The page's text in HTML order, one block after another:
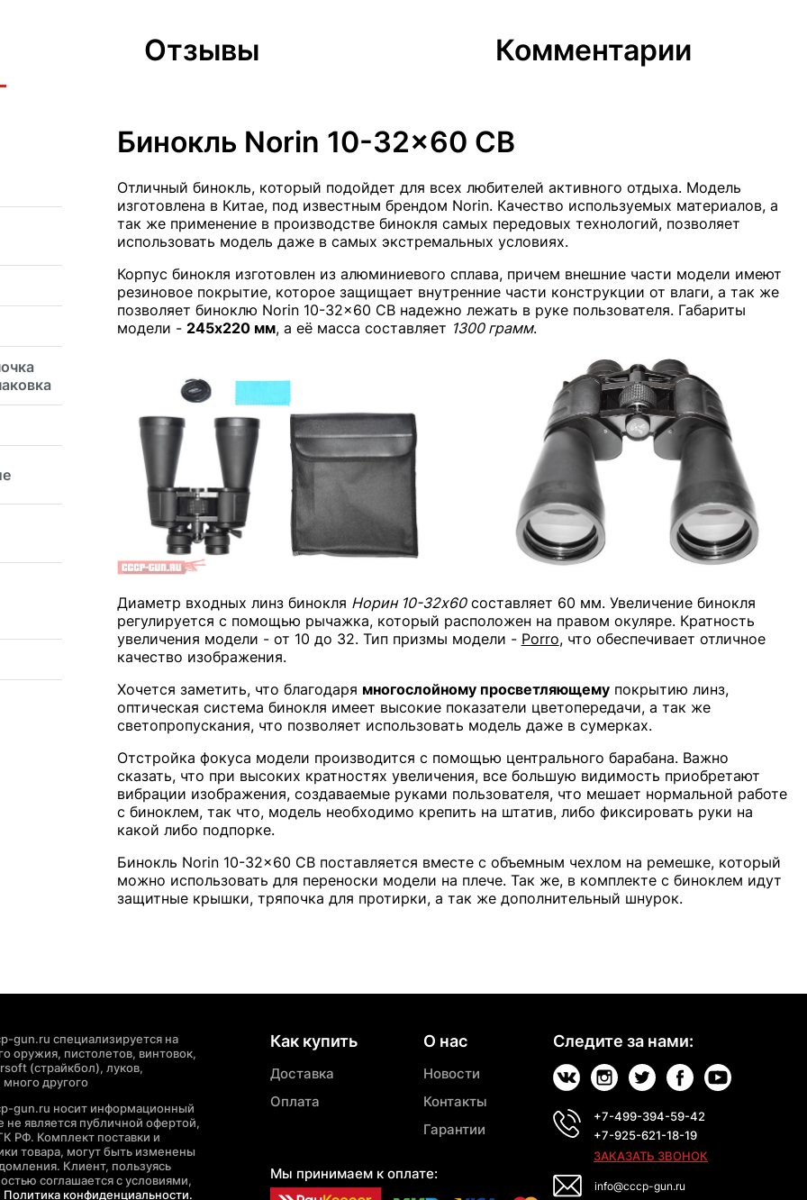
Отзывы Комментарии
Бинокль Norin 10-32x60 CB
Отличный бинокль, который подойдет для всех любителей активного отдыха. Модель
изготовлена в Китае, под известным брендом Norin. Качество используемых материалов, а
так же применение в производстве бинокля самых передовых технологий, позволяет
использовать модель даже в самых экстремальных условиях.
Корпус бинокля изготовлен из алюминиевого сплава, причем внешние части модели имеют
резиновое покрытие, которое защищает внутренние части конструкции от влаги, а так же
позволяет биноклю Norin 10-32x60 CB надежно лежать в руке пользователя. Габариты
модели - 245x220 мм, а её масса составляет 1300 грамм.
Диаметр входных линз бинокля Норин 10-32x60составляет 60 мм. Увеличение бинокля
регулируется с помощью рычажка, который расположен на правом окуляре. Кратность
увеличения модели - от 10 до 32. Тип призмы модели - Porro, что обеспечивает отличное
качество изображения.
Хочется заметить, что благодаря многослойному просветляющемупокрытию линз,
оптическая система бинокля имеет высокие показатели цветопередачи, а так же
светопропускания, что позволяет использовать модель даже в сумерках.
Отстройка фокуса модели производится с помощью центрального барабана. Важно
сказать, что при высоких кратностях увеличения, все большую видимость приобретают
вибрации изображения, создаваемые руками пользователя, что мешает нормальной работе
с биноклем, так что, модель необходимо крепить на штатив, либо фиксировать руки на
какой либо подпорке.
Бинокль Norin 10-32x60 CB поставляется вместе с объемным чехлом на ремешке, который
можно использовать для переноски модели на плече. Так же, в комплекте с биноклем идут
защитные крышки, тряпочка для протирки, а так же дополнительный шнурок.
gun.ru специализируется на
оружия, пистолетов, винтовок,
(страйкбол), луков,
другого
gun.ru носит информационный
не является публичной офертой,
РФ. Комплект поставки и
товара, могут быть изменены
Клиент, пользуясь
соглашается с условиями,
Политика конфиденциальности.
Как купить
Доставка
Оплата
Мы принимаем к оплате:
О нас
Новости
Контакты
Гарантии
Следите за нами:
+7-499-394-59-42
+7-925-621-18-19
ЗАКАЗАТЬ ЗВОНОК
info@cccp-gun.ru